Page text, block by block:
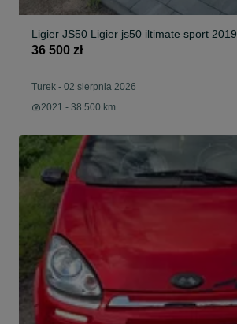
Ligier JS50 Ligier js50 iltimate sport 2019
36 500 zł
Turek - 02 sierpnia 2026
2021 - 38 500 km